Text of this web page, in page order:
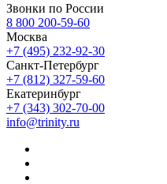
Звонки по России
8 800 200-59-60
Москва
+7 (495) 232-92-30
Санкт-Петербург
+7 (812) 327-59-60
Екатеринбург
+7 (343) 302-70-00
info@trinity.ru